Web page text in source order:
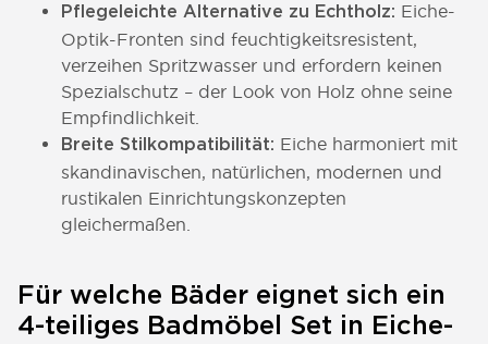
Pflegeleichte Alternative zu Echtholz: Eiche-
Optik-Fronten sind feuchtigkeitsresistent,
verzeihen Spritzwasser und erfordern keinen
Spezialschutz – der Look von Holz ohne seine
Empfindlichkeit.
Breite Stilkompatibilität: Eiche harmoniert mit
skandinavischen, natürlichen, modernen und
rustikalen Einrichtungskonzepten
gleichermaßen.
Für welche Bäder eignet sich ein
4-teiliges Badmöbel Set in Eiche-